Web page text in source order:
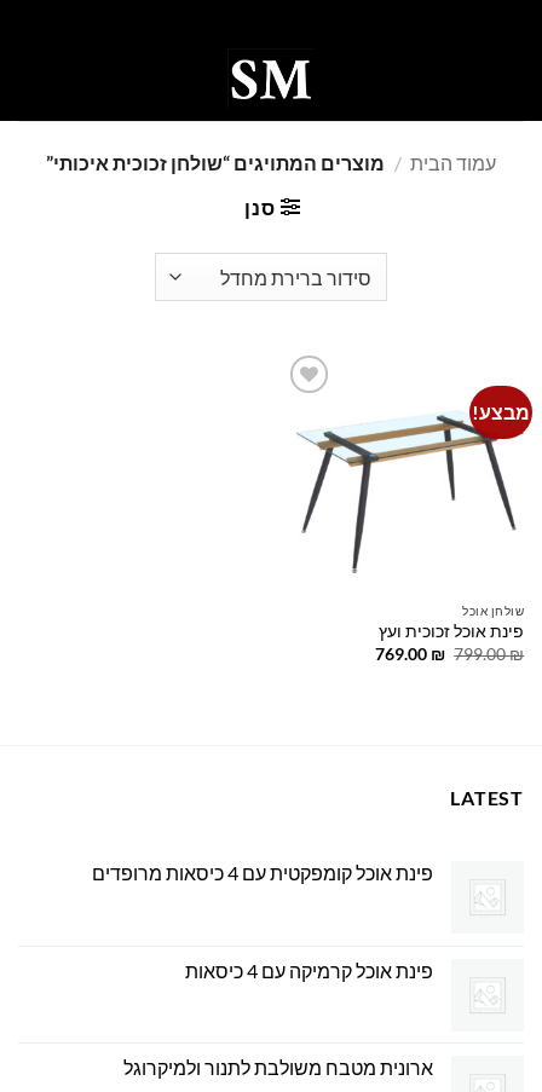
עמוד הבית / מוצרים המתויגים “שולחן זכוכית איכותי”
סנן
מבצע!
wishlist
שולחן אוכל
פינת אוכל זכוכית ועץ
799.00₪
המחיר
769.00 ₪
המחיר
LATEST
פינת אוכל קומפקטית עם 4 כיסאות מרופדים
פינת אוכל קרמיקה עם 4 כיסאות
ארונית מטבח משולבת לתנור ולמיקרוגל